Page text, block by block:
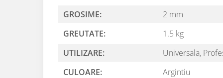
GROSIME:
2 mm
GREUTATE:
1.5 kg
UTILIZARE:
Universala,
CULOARE:
Argintiu